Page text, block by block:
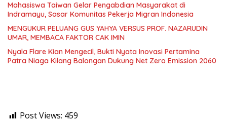
Mahasiswa Taiwan Gelar Pengabdian Masyarakat di
Indramayu, Sasar Komunitas Pekerja Migran Indonesia
MENGUKUR PELUANG GUS YAHYA VERSUS PROF. NAZARUDIN
UMAR, MEMBACA FAKTOR CAK IMIN
Nyala Flare Kian Mengecil, Bukti Nyata Inovasi Pertamina
Patra Niaga Kilang Balongan Dukung Net Zero Emission 2060
Post Views: 459